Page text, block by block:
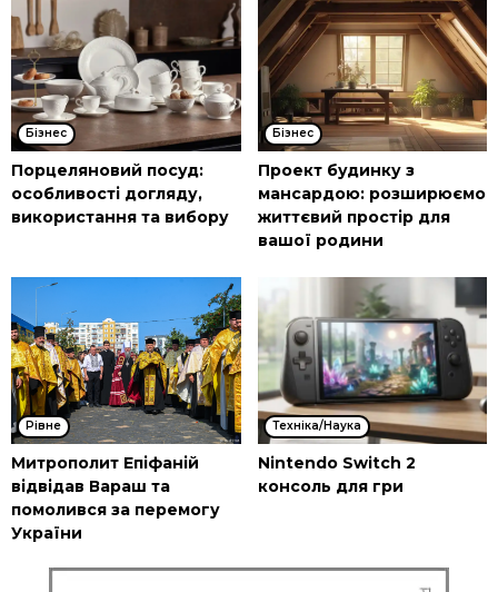
Бізнес
Порцеляновий посуд:
особливості догляду,
використання та вибору
Бізнес
Проект будинку з
мансардою: розширюємо
життєвий простір для
вашої родини
Рівне
Митрополит Епіфаній
відвідав Вараш та
помолився за перемогу
України
Техніка/Наука
Nintendo Switch 2
консоль для гри